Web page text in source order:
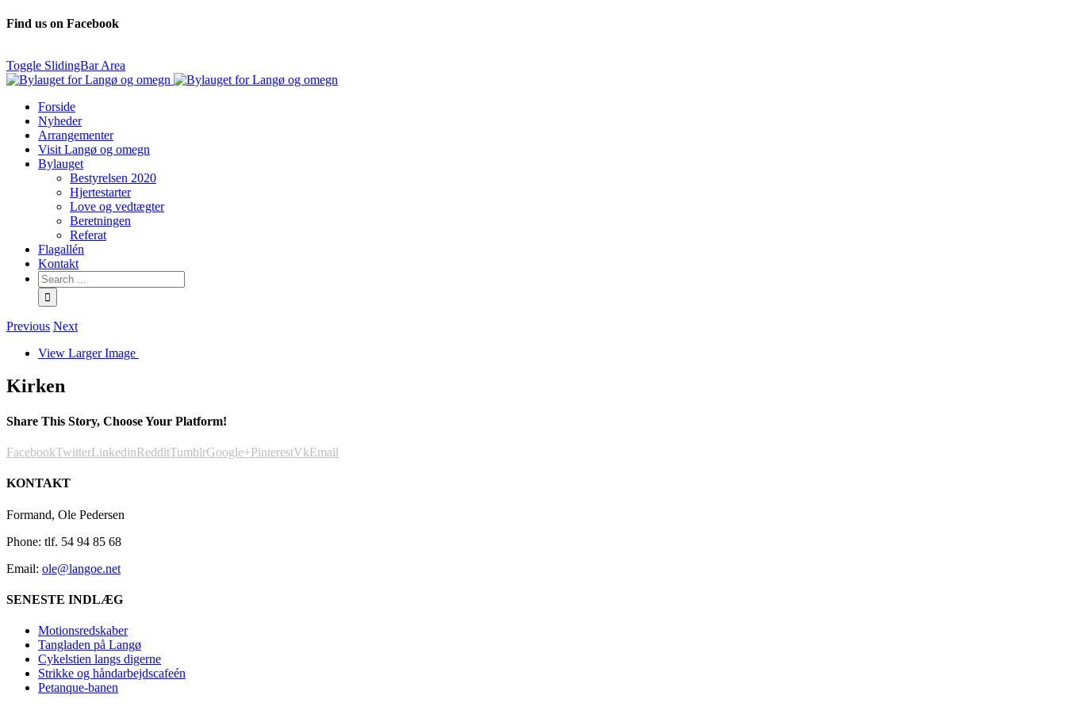
Find us on Facebook
Toggle SlidingBar Area
Forside
Nyheder
Arrangementer
Visit Langø og omegn
Bylauget
Bestyrelsen 2020
Hjertestarter
Love og vedtægter
Beretningen
Referat
Flagallén
Kontakt
Previous Next
View Larger Image
Kirken
Share This Story, Choose Your Platform!
FacebookTwitterLinkedinRedditTumblrGoogle+PinterestVkEmail
KONTAKT
Formand, Ole Pedersen
Phone: tlf. 54 94 85 68
Email: ole@langoe.net
SENESTE INDLÆG
Motionsredskaber
Tangladen på Langø
Cykelstien langs digerne
Strikke og håndarbejdscafeén
Petanque-banen